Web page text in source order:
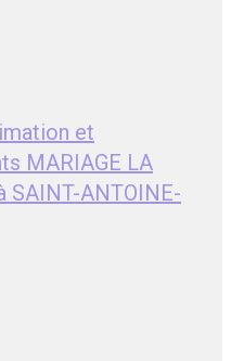
et
MARIAGE LA
SAINT-ANTOINE-